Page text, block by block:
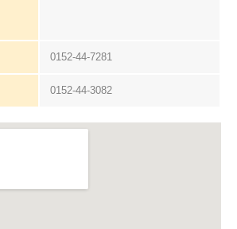
0152-44-7281
0152-44-3082